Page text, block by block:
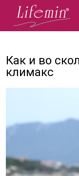
Как и во
климакс